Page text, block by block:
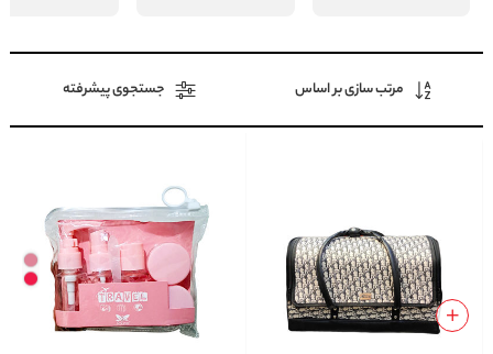
مرتب سازی بر اساس جستجوی پیشرفته